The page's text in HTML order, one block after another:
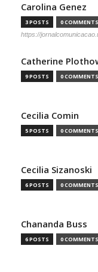
Carolina Genez
3 POSTS 0 COMMENTS
https://
Catherine
9 POSTS 0 COMMENTS
Cecilia Comin
5 POSTS 0 COMMENTS
Cecilia Sizanoski
6 POSTS 0 COMMENTS
Chananda Buss
6 POSTS 0 COMMENTS